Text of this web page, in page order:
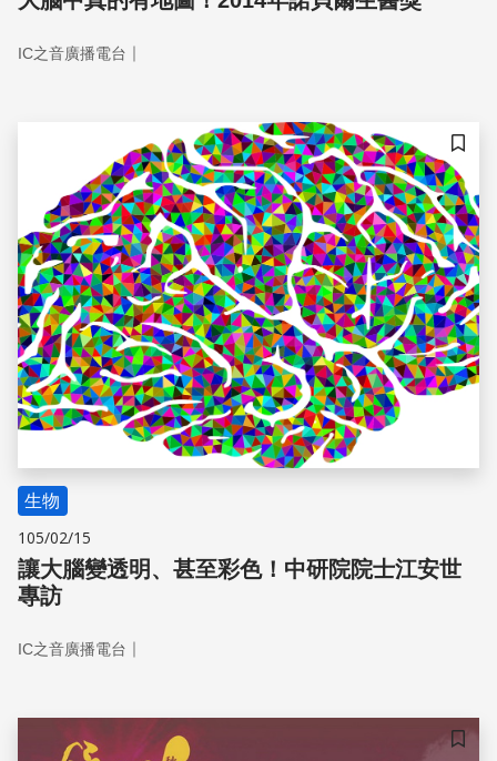
IC之音廣播電台 ｜
儲存
生物
105/02/15
讓大腦變透明、甚至彩色！中研院院士江安世
專訪
IC之音廣播電台 ｜
儲存